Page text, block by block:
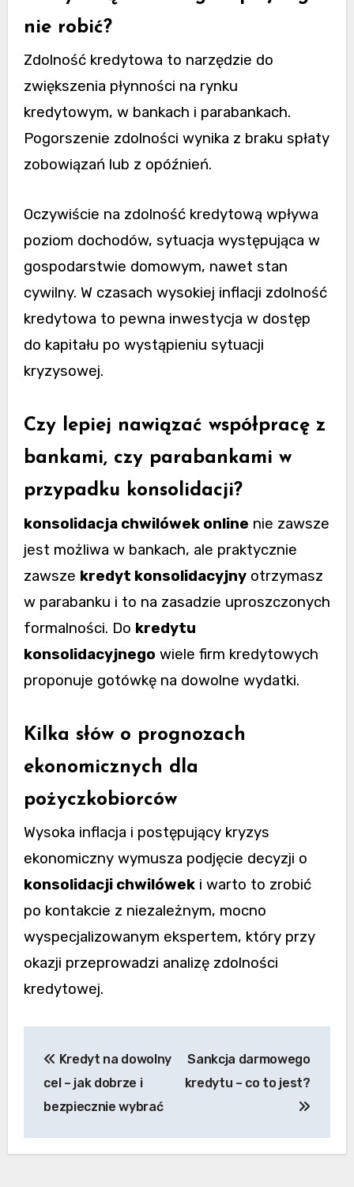
nie robić?
Zdolność kredytowa to narzędzie do
zwiększenia płynności na rynku
kredytowym, w bankach i parabankach.
Pogorszenie zdolności wynika z braku spłaty
zobowiązań lub z opóźnień.
Oczywiście na zdolność kredytową wpływa
poziom dochodów, sytuacja występująca w
gospodarstwie domowym, nawet stan
cywilny. W czasach wysokiej inflacji zdolność
kredytowa to pewna inwestycja w dostęp
do kapitału po wystąpieniu sytuacji
kryzysowej.
Czy lepiej nawiązać współpracę z
bankami, czy parabankami w
przypadku konsolidacji?
konsolidacja chwilówek online nie zawsze
jest możliwa w bankach, ale praktycznie
zawsze kredyt konsolidacyjnyotrzymasz
w parabanku i to na zasadzie uproszczonych
formalności. Do kredytu
konsolidacyjnego wiele firm kredytowych
proponuje gotówkę na dowolne wydatki.
Kilka słów o prognozach
ekonomicznych dla
pożyczkobiorców
Wysoka inflacja i postępujący kryzys
ekonomiczny wymusza podjęcie decyzji o
konsolidacji chwilóweki warto to zrobić
po kontakcie z niezależnym, mocno
wyspecjalizowanym ekspertem, który przy
okazji przeprowadzi analizę zdolności
kredytowej.
wpisu
Kredyt na dowolny
cel – jak dobrze i
bezpiecznie wybrać
Sankcja darmowego
kredytu – co to jest?